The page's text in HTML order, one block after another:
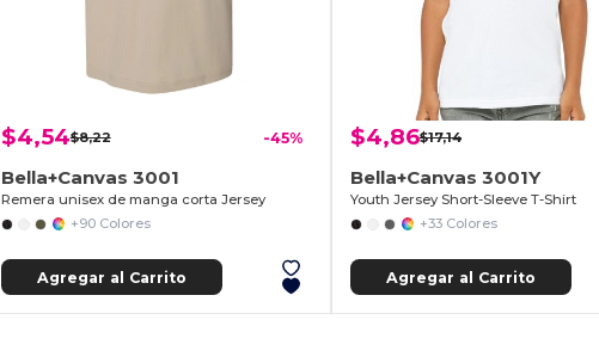
$4,54$8,22 -45%
Bella+Canvas 3001
Remera unisex de manga corta Jersey
+90 Colores
Agregar al Carrito
$4,86$17,14
Bella+Canvas 3001Y
Youth Jersey Short-Sleeve T-Shirt
+33 Colores
Agregar al Carrito